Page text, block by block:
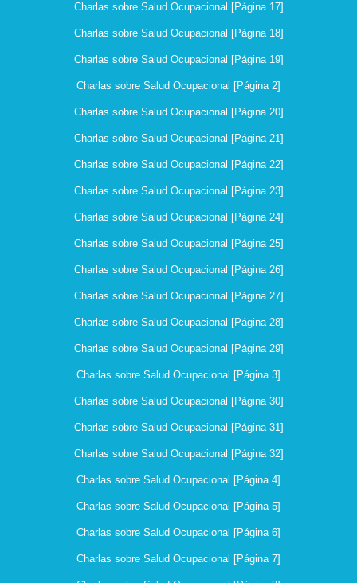
Charlas sobre Salud Ocupacional [Página 17]
Charlas sobre Salud Ocupacional [Página 18]
Charlas sobre Salud Ocupacional [Página 19]
Charlas sobre Salud Ocupacional [Página 2]
Charlas sobre Salud Ocupacional [Página 20]
Charlas sobre Salud Ocupacional [Página 21]
Charlas sobre Salud Ocupacional [Página 22]
Charlas sobre Salud Ocupacional [Página 23]
Charlas sobre Salud Ocupacional [Página 24]
Charlas sobre Salud Ocupacional [Página 25]
Charlas sobre Salud Ocupacional [Página 26]
Charlas sobre Salud Ocupacional [Página 27]
Charlas sobre Salud Ocupacional [Página 28]
Charlas sobre Salud Ocupacional [Página 29]
Charlas sobre Salud Ocupacional [Página 3]
Charlas sobre Salud Ocupacional [Página 30]
Charlas sobre Salud Ocupacional [Página 31]
Charlas sobre Salud Ocupacional [Página 32]
Charlas sobre Salud Ocupacional [Página 4]
Charlas sobre Salud Ocupacional [Página 5]
Charlas sobre Salud Ocupacional [Página 6]
Charlas sobre Salud Ocupacional [Página 7]